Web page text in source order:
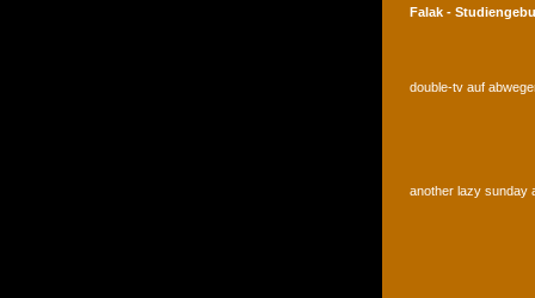
Falak -
double-tv auf
another lazy sunday